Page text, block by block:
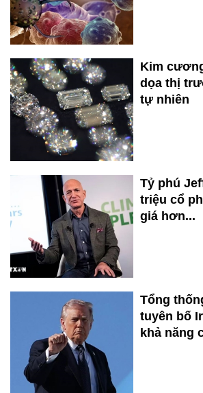
Kim
dọa thị
tự nhiên
Tỷ phú
triệu cổ
giá hơn...
Tổng
tuyên bố
khả năng